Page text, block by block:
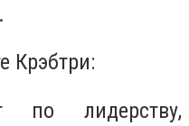
Крэбтри:
по лидерству,